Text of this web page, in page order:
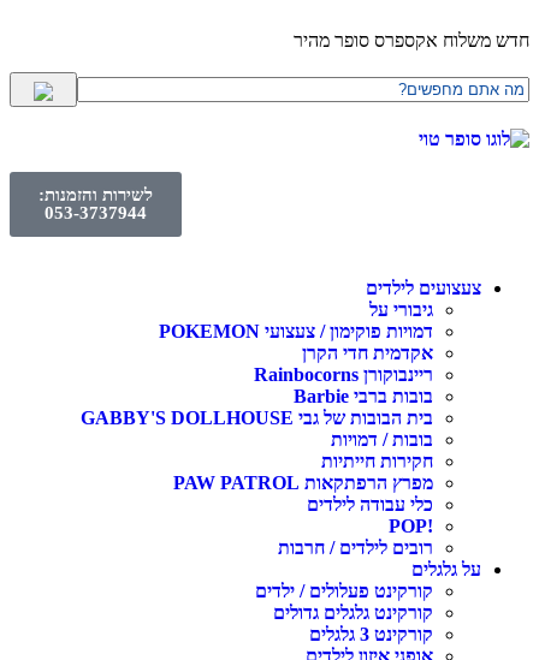
חדש משלוח אקספרס סופר מהיר
לשירות והזמנות:
053-3737944
צעצועים לילדים
גיבורי על
דמויות פוקימון / צעצועי POKEMON
אקדמית חדי הקרן
ריינבוקורן Rainbocorns
בובות ברבי Barbie
בית הבובות של גבי GABBY'S DOLLHOUSE
בובות / דמויות
חקירות חייתיות
מפרץ הרפתקאות PAW PATROL
כלי עבודה לילדים
!POP
רובים לילדים / חרבות
על גלגלים
קורקינט פעלולים / ילדים
קורקינט גלגלים גדולים
קורקינט 3 גלגלים
אופני איזון לילדים